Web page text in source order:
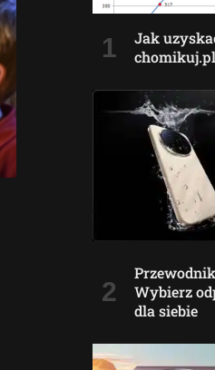
Jak
Wybierz
dla siebie